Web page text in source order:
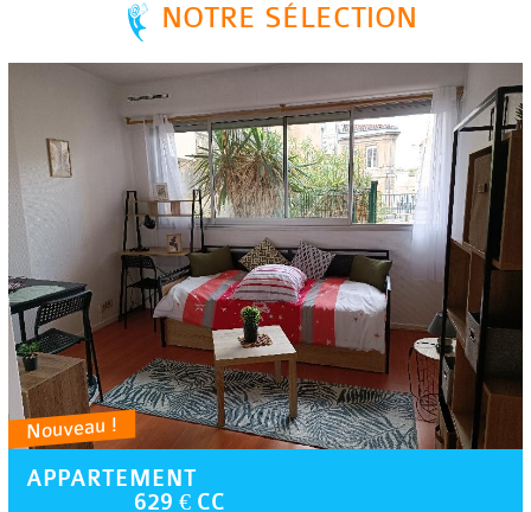
NOTRE SÉLECTION
Nouveau !
APPARTEMENT
629 € CC